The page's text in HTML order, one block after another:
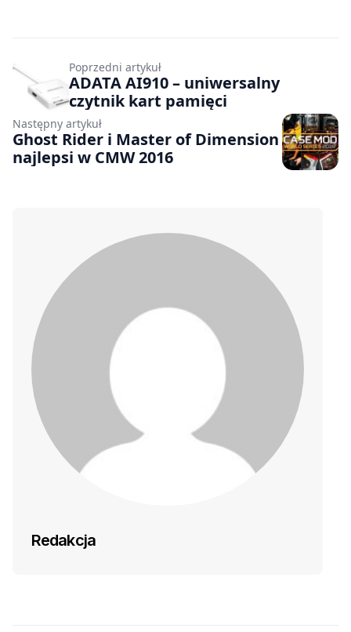
Poprzedni artykuł
ADATA AI910 – uniwersalny
czytnik kart pamięci
Następny artykuł
Ghost Rider i Master of Dimension
najlepsi w CMW 2016
Redakcja